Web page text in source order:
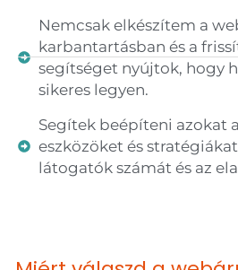
Nemcsak elkészítem a
karbantartásban és a
segítséget nyújtok, hogy
sikeres legyen.
Segítek beépíteni azokat
eszközöket és
látogatók számát és az